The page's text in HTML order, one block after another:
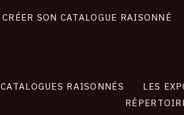
CRÉER SON CATALOGUE RAISONNÉ
CATALOGUES RAISONNÉS LES